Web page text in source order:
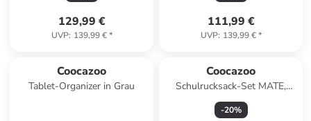
129,99 €
UVP: 139,99 €*
111,99 €
UVP: 139,99 €*
Coocazoo
Tablet-Organizer in Grau
Coocazoo
Schulrucksack-Set MATE,
Mäppchen Geldbörse in
Sprinkled Candy
-20%